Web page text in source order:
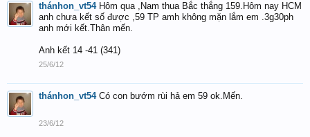
thánhon_vt54 Hôm qua ,Nam thua Bắc thắng 159.Hôm nay HCM
anh chưa kết số được ,59 TP amh không mặn lắm em .3g30ph
anh mới kết.Thân mến.
Anh kết 14 -41 (341)
25/6/12
thánhon_vt54 Có con bướm rùi hả em 59 ok.Mến.
23/6/12